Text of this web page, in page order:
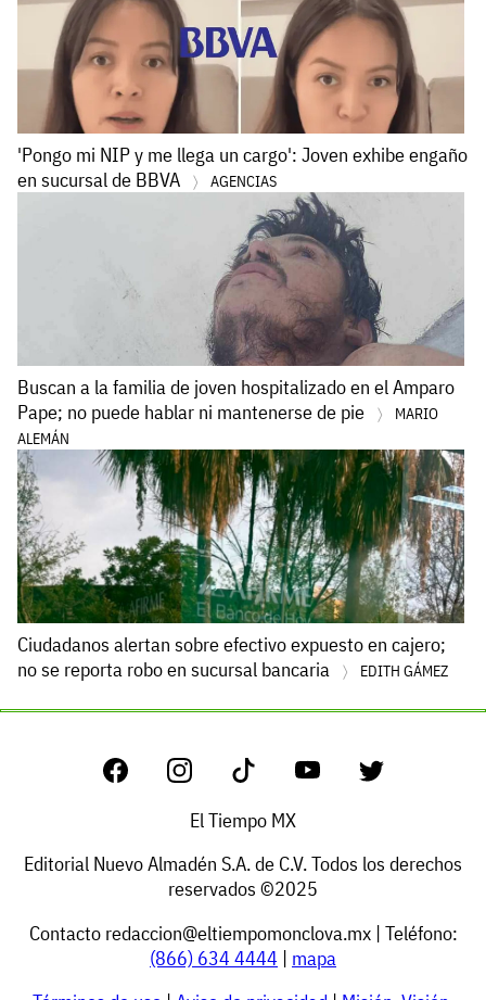
'Pongo mi NIP y me llega un cargo': Joven exhibe engaño
en sucursal de BBVA
AGENCIAS
Buscan a la familia de joven hospitalizado en el Amparo
Pape; no puede hablar ni mantenerse de pie
MARIO
ALEMÁN
Ciudadanos alertan sobre efectivo expuesto en cajero;
no se reporta robo en sucursal bancaria
EDITH GÁMEZ
El Tiempo MX
Editorial Nuevo Almadén S.A. de C.V. Todos los derechos
reservados ©2025
Contacto redaccion@eltiempomonclova.mx| Teléfono:
(866) 634 4444 | mapa